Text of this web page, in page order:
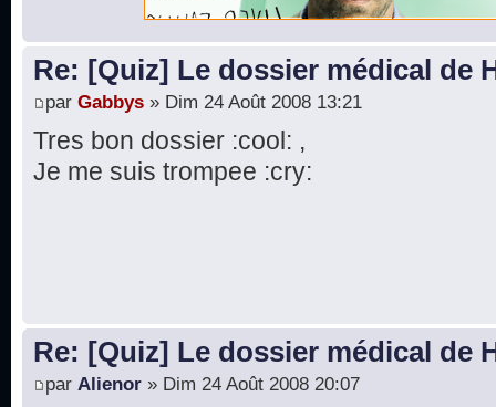
Re: [Quiz] Le dossier médical de
par Gabbys » Dim 24 Août 2008 13:21
Tres bon dossier :cool: ,
Je me suis trompee :cry:
Re: [Quiz] Le dossier médical de
par Alienor » Dim 24 Août 2008 20:07